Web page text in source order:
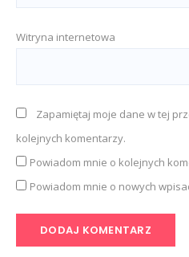
Witryna internetowa
Zapamiętaj moje dane w tej
kolejnych komentarzy.
Powiadom mnie o kolejnych
Powiadom mnie o nowych